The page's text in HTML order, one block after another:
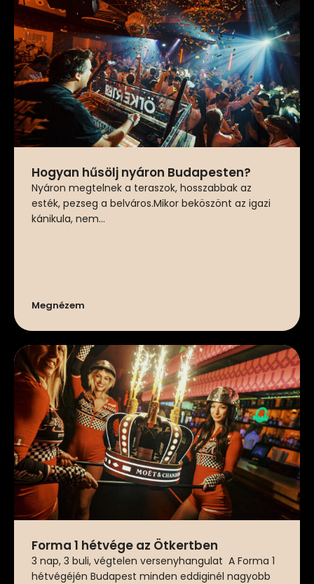
Hogyan hűsölj nyáron Budapesten?
Nyáron megtelnek a teraszok, hosszabbak az
esték, pezseg a belváros.Mikor beköszönt az igazi
kánikula, nem...
Megnézem
Forma 1 hétvége az Ötkertben
3 nap, 3 buli, végtelen versenyhangulat A Forma 1
hétvégéjén Budapest minden eddiginél nagyobb